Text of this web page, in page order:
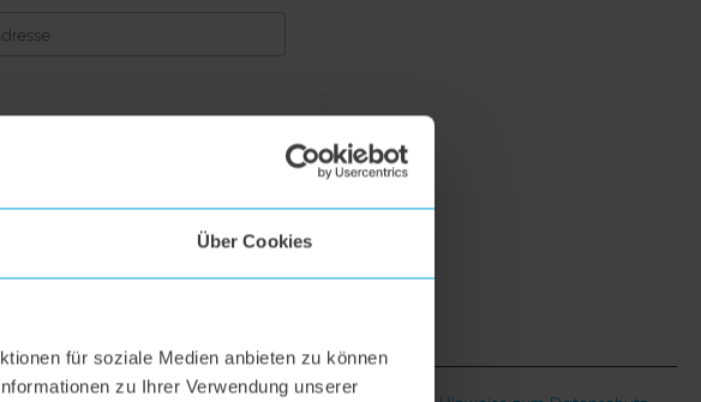
Über Cookies
für soziale Medien anbieten zu können
zu Ihrer Verwendung unserer
Captcha ⇗